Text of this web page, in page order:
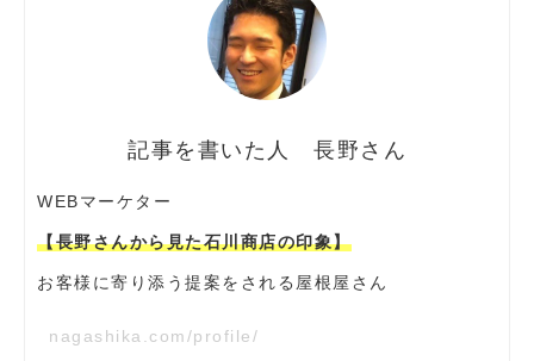
長野さん
WEBマーケター
【長野さんから見た石川商店の印象】
お客様に寄り添う提案をされる屋根屋さん
nagashika.com/profile/